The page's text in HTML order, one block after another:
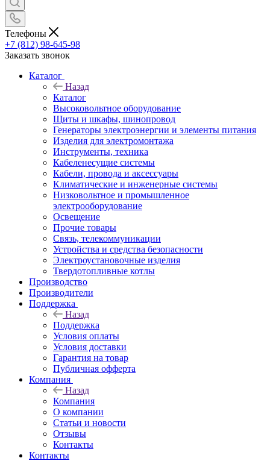
Телефоны
+7 (812) 98-645-98
Заказать звонок
Каталог
Назад
Каталог
Высоковольтное оборудование
Щиты и шкафы, шинопровод
Генераторы электроэнергии и элементы питания
Изделия для электромонтажа
Инструменты, техника
Кабеленесущие системы
Кабели, провода и аксессуары
Климатические и инженерные системы
Низковольтное и промышленное
электрооборудование
Освещение
Прочие товары
Связь, телекоммуникации
Устройства и средства безопасности
Электроустановочные изделия
Твердотопливные котлы
Производство
Производители
Поддержка
Назад
Поддержка
Условия оплаты
Условия доставки
Гарантия на товар
Публичная офферта
Компания
Назад
Компания
О компании
Статьи и новости
Отзывы
Контакты
Контакты